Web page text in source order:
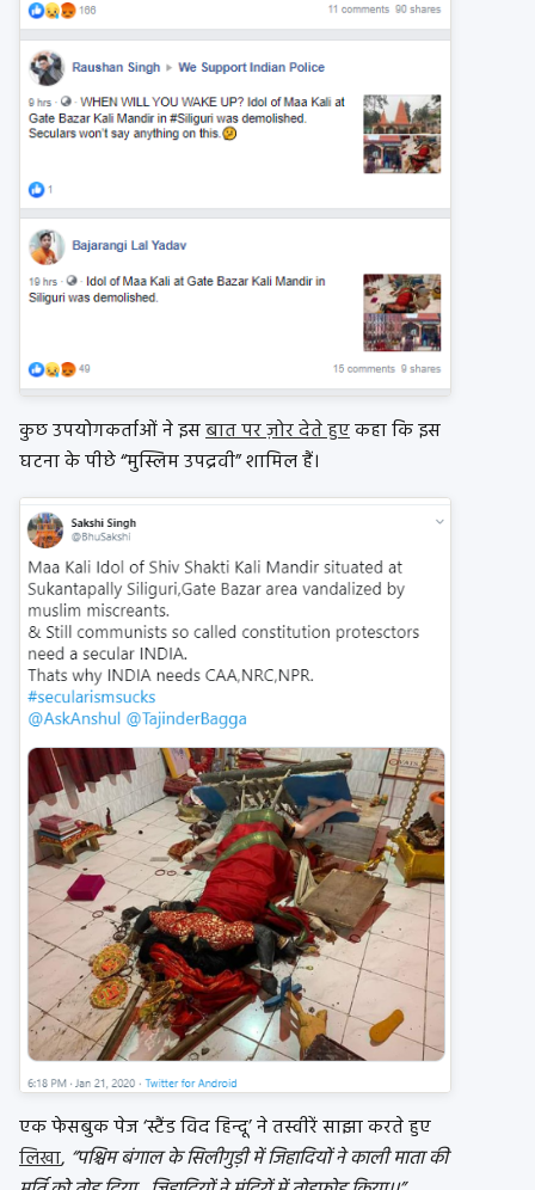
कुछ उपयोगकर्ताओं ने इसबात पर ज़ोर देते हुएकहा कि इस
घटना के पीछे “मुस्लिम उपद्रवी” शामिल हैं।
एक फेसबुक पेज ‘स्टैंड विद हिन्दू’ ने तस्वीरें साझा करते हुए
लिखा, “पश्चिम बंगाल के सिलीगुड़ी में जिहादियों ने काली माता की